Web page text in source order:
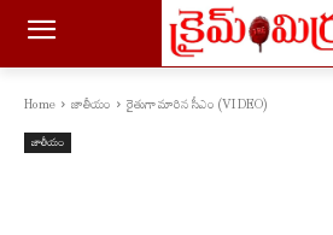
Home జాతీయం రైతుగా మారిన సీఎం (VIDEO)
జాతీయం